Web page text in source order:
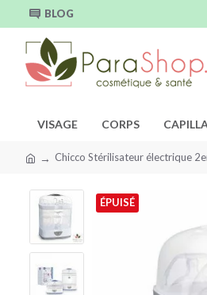
BLOG
VISAGE CORPS
Chicco Stérilisateur électrique
ÉPUISÉ